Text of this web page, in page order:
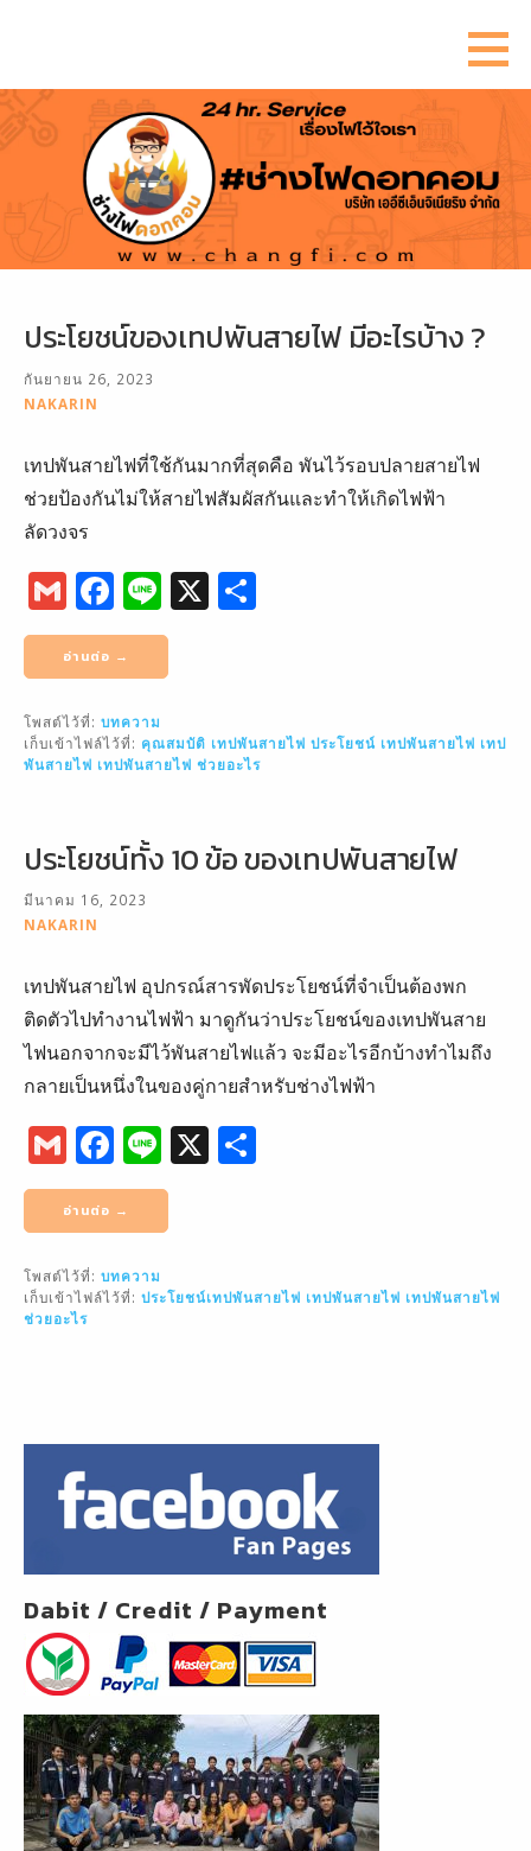
ยัง
เนื้อหา
ประโยชน์ของเทปพันสายไฟ มีอะไรบ้าง ?
กันยายน 26, 2023
NAKARIN
เทปพันสายไฟที่ใช้กันมากที่สุดคือ พันไว้รอบปลายสายไฟ
ช่วยป้องกันไม่ให้สายไฟสัมผัสกันและทำให้เกิดไฟฟ้า
ลัดวงจร
G
m
ai
l
F
a
c
e
b
o
k
Li
n
e
X
อ่านต่อ →
โพสต์ไว้ที่: บทความ
เก็บเข้าไฟล์ไว้ที่: คุณสมบัติ เทปพันสายไฟ ประโยชน์ เทปพันสายไฟ เทป
พันสายไฟ เทปพันสายไฟ ช่วยอะไร
ประโยชน์ทั้ง 10 ข้อ ของเทปพันสายไฟ
มีนาคม 16, 2023
NAKARIN
เทปพันสายไฟ อุปกรณ์สารพัดประโยชน์ที่จำเป็นต้องพก
ติดตัวไปทำงานไฟฟ้า มาดูกันว่าประโยชน์ของเทปพันสาย
ไฟนอกจากจะมีไว้พันสายไฟแล้ว จะมีอะไรอีกบ้างทำไมถึง
กลายเป็นหนึ่งในของคู่กายสำหรับช่างไฟฟ้า
G
m
ai
l
F
a
c
e
b
Li
n
e
X
อ่านต่อ →
โพสต์ไว้ที่: บทความ
เก็บเข้าไฟล์ไว้ที่: ประโยชน์เทปพันสายไฟ เทปพันสายไฟ เทปพันสายไฟ
ช่วยอะไร
Dabit / Credit / Payment